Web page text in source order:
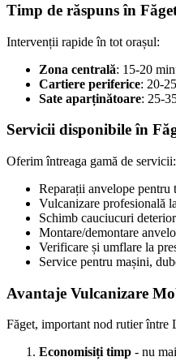
Timp de răspuns în
Intervenții rapide în tot orașul:
Zona centrală: 15-20
Cartiere periferice: 20-
Sate aparținătoare: 25-
Servicii disponibile în
Oferim întreaga gamă de servicii:
Reparații anvelope
Vulcanizare profesională
Schimb cauciucuri
Montare/demontare
Verificare și umflare la
Service pentru mașini,
Avantaje Vulcanizare
Făget, important nod rutier între
Economisiți timp - nu